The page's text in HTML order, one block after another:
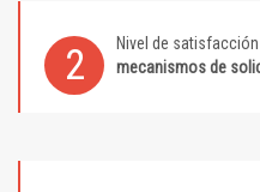
2 Nivel de
mecanismos de